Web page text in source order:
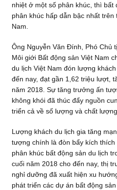
nhiệt ở một số phân khúc, thì bất
phân khúc hấp dẫn bậc nhất
Nam.
Ông Nguyễn Văn Đính, Phó Chủ
Môi giới Bất động sản Việt Nam
du lịch Việt Nam đón lượng
đến nay, đạt gần 1,62 triệu lượt,
năm 2018. Sự tăng trưởng ấn
không khói đã thúc đẩy nguồn
triển cả về số lượng và chất
Lượng khách du lịch gia tăng
tượng chính là đòn bẩy kích
phân khúc bất động sản du lịch
cuối năm 2018 cho đến nay, thị
nghỉ dưỡng đã xuất hiện xu
phát triển các dự án bất động